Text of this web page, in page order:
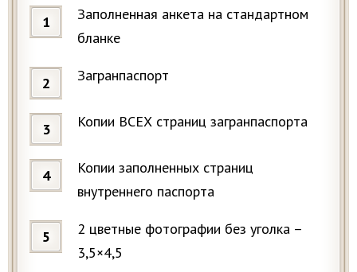
Заполненная анкета на стандартном
бланке
Загранпаспорт
Копии ВСЕХ страниц загранпаспорта
Копии заполненных страниц
внутреннего паспорта
2 цветные фотографии без уголка –
3,5×4,5